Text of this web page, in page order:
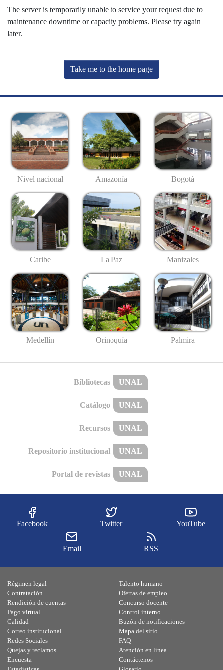
The server is temporarily unable to service your request due to
maintenance downtime or capacity problems. Please try again
later.
Take me to the home page
Nivel nacional Amazonía Bogotá
Caribe La Paz Manizales
Medellín Orinoquía Palmira
Bibliotecas UNAL
Catálogo UNAL
Recursos UNAL
Repositorio institucional UNAL
Portal de revistas UNAL
Facebook Twitter YouTube
Email RSS
Régimen legal
Contratación
Rendición de cuentas
Pago virtual
Calidad
Talento humano
Ofertas de empleo
Concurso docente
Control interno
Buzón de notificaciones
Correo institucional
Redes Sociales
Quejas y reclamos
Encuesta
Mapa del sitio
FAQ
Atención en línea
Contáctenos